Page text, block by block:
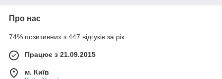
Про нас
74% позитивних з 447 відгуків за рік
Працює з 21.09.2015
м. Київ